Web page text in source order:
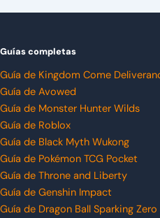
Guías completas
Guía de Kingdom Come
Guía de Avowed
Guía de Monster Hunter Wilds
Guía de Roblox
Guía de Black Myth Wukong
Guía de Pokémon TCG Pocket
Guía de Throne and Liberty
Guía de Genshin Impact
Guía de Dragon Ball Sparking Zero